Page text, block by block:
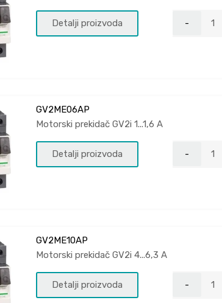
Detalji proizvoda
GV2ME06AP
Motorski prekidač GV2i 1...1,6 A
Detalji proizvoda
GV2ME10AP
Motorski prekidač GV2i 4...6,3 A
Detalji proizvoda